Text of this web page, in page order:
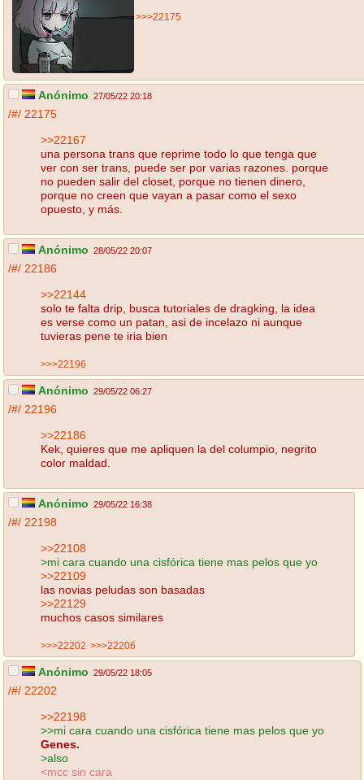
>>>22175
Anónimo 27/05/22 20:18
/#/ 22175
>>22167
una persona trans que reprime todo lo que tenga que
ver con ser trans, puede ser por varias razones. porque
no pueden salir del closet, porque no tienen dinero,
porque no creen que vayan a pasar como el sexo
opuesto, y más.
Anónimo 28/05/22 20:07
/#/ 22186
>>22144
solo te falta drip, busca tutoriales de dragking, la idea
es verse como un patan, asi de incelazo ni aunque
tuvieras pene te iria bien
>>>22196
Anónimo 29/05/22 06:27
/#/ 22196
>>22186
Kek, quieres que me apliquen la del columpio, negrito
color maldad.
Anónimo 29/05/22 16:38
/#/ 22198
>>22108
>mi cara cuando una cisfórica tiene mas pelos que yo
>>22109
las novias peludas son basadas
>>22129
muchos casos similares
>>>22202 >>>22206
Anónimo 29/05/22 18:05
/#/ 22202
>>22198
>>mi cara cuando una cisfórica tiene mas pelos que yo
Genes.
>also
<mcc sin cara